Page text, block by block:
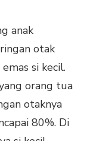
anak
otak
si kecil.
orang tua
otaknya
80%. Di